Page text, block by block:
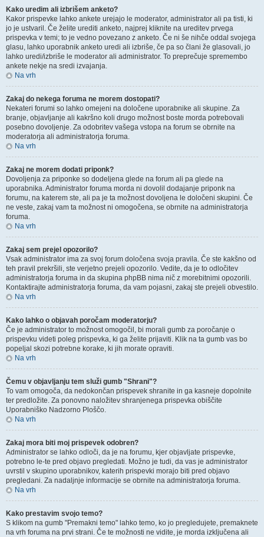
Kako uredim ali izbrišem anketo?
Kakor prispevke lahko ankete urejajo le moderator, administrator ali pa tisti, ki
jo je ustvaril. Če želite urediti anketo, najprej kliknite na ureditev prvega
prispevka v temi; to je vedno povezano z anketo. Če ni še nihče oddal svojega
glasu, lahko uporabnik anketo uredi ali izbriše, če pa so člani že glasovali, jo
lahko uredi/izbriše le moderator ali administrator. To preprečuje spremembo
ankete nekje na sredi izvajanja.
Na vrh
Zakaj do nekega foruma ne morem dostopati?
Nekateri forumi so lahko omejeni na določene uporabnike ali skupine. Za
branje, objavljanje ali kakršno koli drugo možnost boste morda potrebovali
posebno dovoljenje. Za odobritev vašega vstopa na forum se obrnite na
moderatorja ali administratorja foruma.
Na vrh
Zakaj ne morem dodati priponk?
Dovoljenja za priponke so dodeljena glede na forum ali pa glede na
uporabnika. Administrator foruma morda ni dovolil dodajanje priponk na
forumu, na katerem ste, ali pa je ta možnost dovoljena le določeni skupini. Če
ne veste, zakaj vam ta možnost ni omogočena, se obrnite na administratorja
foruma.
Na vrh
Zakaj sem prejel opozorilo?
Vsak administrator ima za svoj forum določena svoja pravila. Če ste kakšno od
teh pravil prekršili, ste verjetno prejeli opozorilo. Vedite, da je to odločitev
administratorja foruma in da skupina phpBB nima nič z morebitnimi opozorili.
Kontaktirajte administratorja foruma, da vam pojasni, zakaj ste prejeli obvestilo.
Na vrh
Kako lahko o objavah poročam moderatorju?
Če je administrator to možnost omogočil, bi morali gumb za poročanje o
prispevku videti poleg prispevka, ki ga želite prijaviti. Klik na ta gumb vas bo
popeljal skozi potrebne korake, ki jih morate opraviti.
Na vrh
Čemu v objavljanju tem služi gumb "Shrani"?
To vam omogoča, da nedokončan prispevek shranite in ga kasneje dopolnite
ter predložite. Za ponovno naložitev shranjenega prispevka obiščite
Uporabniško Nadzorno Ploščo.
Na vrh
Zakaj mora biti moj prispevek odobren?
Administrator se lahko odloči, da je na forumu, kjer objavljate prispevke,
potrebno le-te pred objavo pregledati. Možno je tudi, da vas je administrator
uvrstil v skupino uporabnikov, katerih prispevki morajo biti pred objavo
pregledani. Za nadaljnje informacije se obrnite na administratorja foruma.
Na vrh
Kako prestavim svojo temo?
S klikom na gumb "Premakni temo" lahko temo, ko jo pregledujete, premaknete
na vrh foruma na prvi strani. Če te možnosti ne vidite, je morda izključena ali